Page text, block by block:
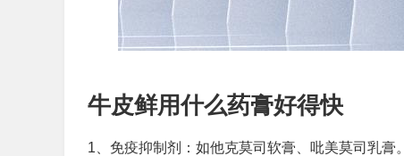
牛皮鲜用什么药膏好得快
1、免疫抑制剂：如他克莫司软膏、吡美莫司乳膏。